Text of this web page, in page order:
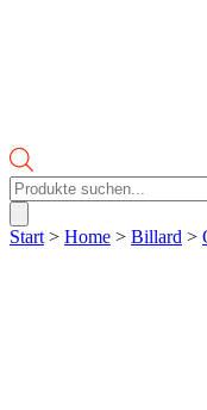
Products
search
Start > Home > Billard >